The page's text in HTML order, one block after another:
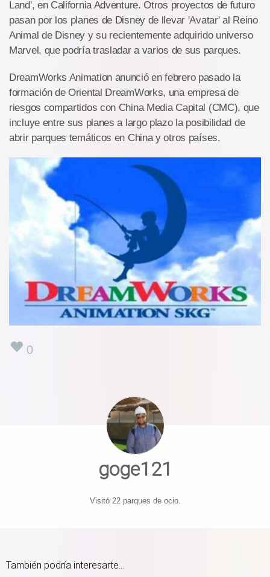
Land', en California Adventure. Otros proyectos de futuro
pasan por los planes de Disney de llevar 'Avatar' al Reino
Animal de Disney y su recientemente adquirido universo
Marvel, que podría trasladar a varios de sus parques.
DreamWorks Animation anunció en febrero pasado la
formación de Oriental DreamWorks, una empresa de
riesgos compartidos con China Media Capital (CMC), que
incluye entre sus planes a largo plazo la posibilidad de
abrir parques temáticos en China y otros países.
0
goge121
Visitó 22 parques de ocio.
También podría interesarte...